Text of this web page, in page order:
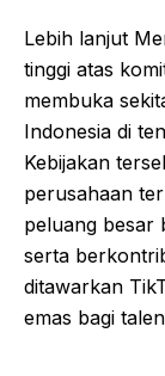
Lebih lanjut
tinggi atas
membuka
Indonesia di
Kebijakan
perusahaan
peluang besar
serta
ditawarkan
emas bagi